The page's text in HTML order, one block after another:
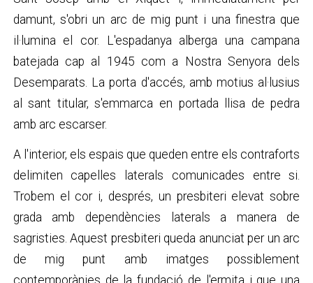
damunt, s'obri un arc de mig punt i una finestra que
il·lumina el cor. L'espadanya alberga una campana
batejada cap al 1945 com a Nostra Senyora dels
Desemparats. La porta d'accés, amb motius al·lusius
al sant titular, s'emmarca en portada llisa de pedra
amb arc escarser.
A l'interior, els espais que queden entre els contraforts
delimiten capelles laterals comunicades entre si.
Trobem el cor i, després, un presbiteri elevat sobre
grada amb dependències laterals a manera de
sagristies. Aquest presbiteri queda anunciat per un arc
de mig punt amb imatges possiblement